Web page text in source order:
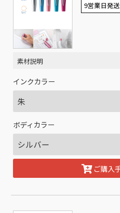
9営業日発送
素材説明
インクカラー
ボディカラー
ご購入